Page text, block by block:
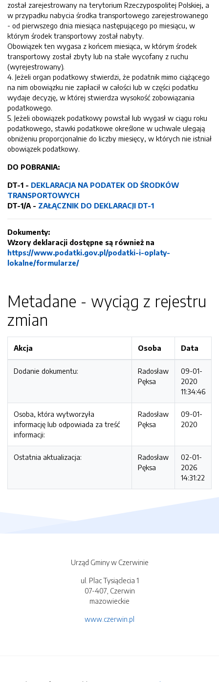
został zarejestrowany na terytorium Rzeczypospolitej Polskiej, a
w przypadku nabycia środka transportowego zarejestrowanego
- od pierwszego dnia miesiąca następującego po miesiącu, w
którym środek transportowy został nabyty.
Obowiązek ten wygasa z końcem miesiąca, w którym środek
transportowy został zbyty lub na stałe wycofany z ruchu
(wyrejestrowany).
4. Jeżeli organ podatkowy stwierdzi, że podatnik mimo ciążącego
na nim obowiązku nie zapłacił w całości lub w części podatku
wydaje decyzję, w której stwierdza wysokość zobowiązania
podatkowego.
5. Jeżeli obowiązek podatkowy powstał lub wygasł w ciągu roku
podatkowego, stawki podatkowe określone w uchwale ulegają
obniżeniu proporcjonalnie do liczby miesięcy, w których nie istniał
obowiązek podatkowy.
DO POBRANIA:
DT-1 - DEKLARACJA NA PODATEK OD ŚRODKÓW
TRANSPORTOWYCH
DT-1/A - ZAŁĄCZNIK DO DEKLARACJI DT-1
Dokumenty:
Wzory deklaracji dostępne są również na
https://www.podatki.gov.pl/podatki-i-oplaty-
lokalne/formularze/
Metadane - wyciąg z rejestru
zmian
Akcja Osoba Data
Dodanie dokumentu:
Radosław
Pęksa
09-01-
2020
11:34:46
Osoba, która wytworzyła
informację lub odpowiada za treść
informacji:
Radosław
Pęksa
09-01-
2020
Ostatnia aktualizacja:
Radosław
Pęksa
02-01-
2026
14:31:22
Urząd Gminy w Czerwinie
ul. Plac Tysiąclecia 1
07-407, Czerwin
mazowieckie
www.czerwin.pl